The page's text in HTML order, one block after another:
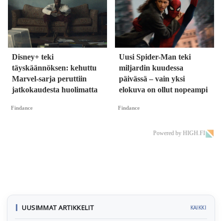
Disney+ teki
täyskäännöksen: kehuttu
Marvel-sarja peruttiin
jatkokaudesta huolimatta
Findance
Uusi Spider-Man teki
miljardin kuudessa
päivässä – vain yksi
elokuva on ollut nopeampi
Findance
Powered by HIGH.FI
UUSIMMAT ARTIKKELIT KAIKKI